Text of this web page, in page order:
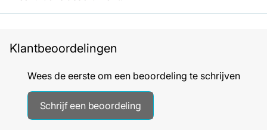
Klantbeoordelingen
Wees de eerste om een beoordeling te schrijven
Schrijf een beoordeling